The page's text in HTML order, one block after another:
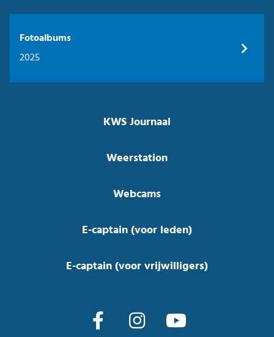
Fotoalbums
2025
KWS Journaal
Weerstation
Webcams
E-captain (voor leden)
E-captain (voor vrijwilligers)